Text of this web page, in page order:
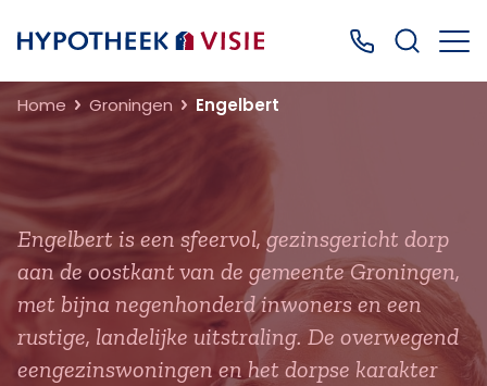
Terug naar home Bel ons: 0499
Home Groningen Engelbert
Engelbert is een sfeervol, gezinsgericht dorp
aan de oostkant van de gemeente Groningen,
met bijna negenhonderd inwoners en een
rustige, landelijke uitstraling. De overwegend
eengezinswoningen en het dorpse karakter